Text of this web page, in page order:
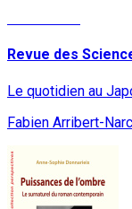
Revue des
Le quotidien au
Fabien Arribert-